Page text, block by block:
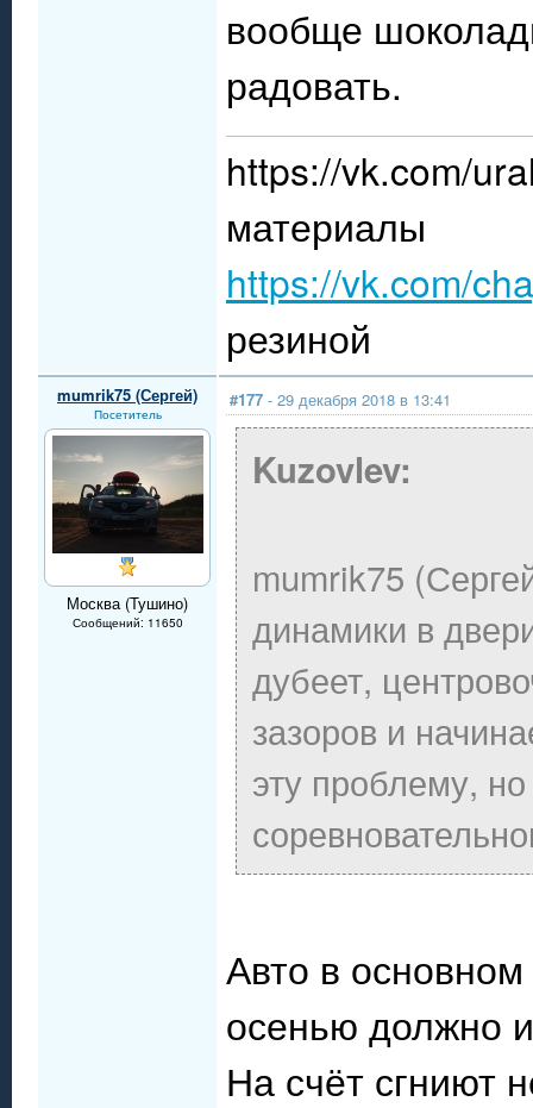
вообще
радовать.
https://vk.com/
материалы
https://vk.com/
резиной
mumrik75 (Сергей)
Посетитель
Москва (Тушино)
Сообщений: 11650
#177 - 29 декабря 2018 в 13:41
Kuzovlev:
mumrik75
динамики в
дубеет,
зазоров и
эту проблему,
Авто в
осенью должно
На счёт сгниют